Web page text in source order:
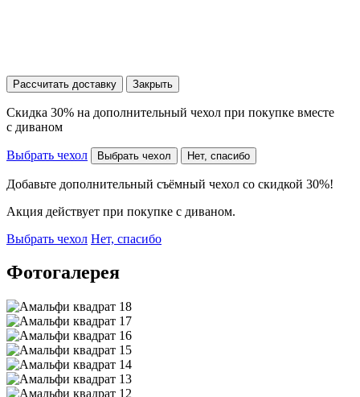
Рассчитать доставку Закрыть
Скидка 30% на дополнительный чехол при покупке вместе
с диваном
Выбрать чехол Выбрать чехол Нет, спасибо
Добавьте дополнительный съёмный чехол со скидкой 30%!
Акция действует при покупке с диваном.
Выбрать чехол Нет, спасибо
Фотогалерея